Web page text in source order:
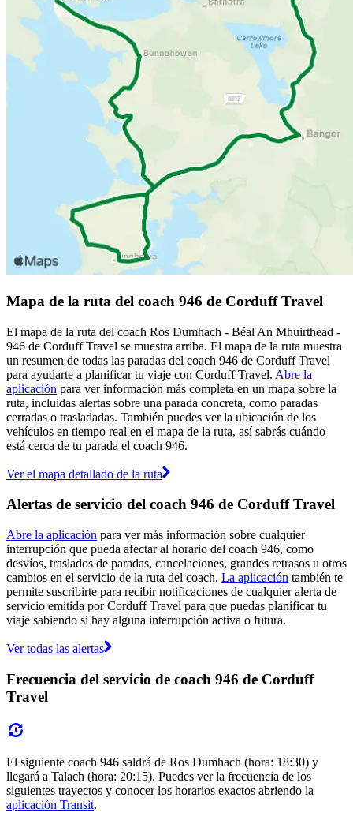
Mapa de la ruta del coach 946 de Corduff Travel
El mapa de la ruta del coach Ros Dumhach - Béal An Mhuirthead -
946 de Corduff Travel se muestra arriba. El mapa de la ruta muestra
un resumen de todas las paradas del coach 946 de Corduff Travel
para ayudarte a planificar tu viaje con Corduff Travel. Abre la
aplicación para ver información más completa en un mapa sobre la
ruta, incluidas alertas sobre una parada concreta, como paradas
cerradas o trasladadas. También puedes ver la ubicación de los
vehículos en tiempo real en el mapa de la ruta, así sabrás cuándo
está cerca de tu parada el coach 946.
Ver el mapa detallado de la ruta
Alertas de servicio del coach 946 de Corduff Travel
Abre la aplicación para ver más información sobre cualquier
interrupción que pueda afectar al horario del coach 946, como
desvíos, traslados de paradas, cancelaciones, grandes retrasos u otros
cambios en el servicio de la ruta del coach. La aplicación también te
permite suscribirte para recibir notificaciones de cualquier alerta de
servicio emitida por Corduff Travel para que puedas planificar tu
viaje sabiendo si hay alguna interrupción activa o futura.
Ver todas las alertas
Frecuencia del servicio de coach 946 de Corduff
Travel
El siguiente coach 946 saldrá de Ros Dumhach (hora: 18:30) y
llegará a Talach (hora: 20:15). Puedes ver la frecuencia de los
siguientes trayectos y conocer los horarios exactos abriendo la
aplicación Transit.